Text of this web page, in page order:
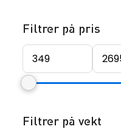
Filtrer på pris
Filtrer på vekt